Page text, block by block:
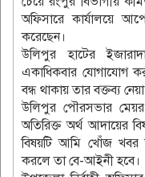
অফিসারে কার্যালয়ে
করেছেন।
উলিপুর হাটের
একাধিকবার যোগাযোগ
বন্ধ থাকায় তার বক্তব্য
উলিপুর পৌরসভার
অতিরিক্ত অর্থ আদায়ের
বিষয়টি আমি খোঁজ খবর
করলে তা বে-আইনী হবে।